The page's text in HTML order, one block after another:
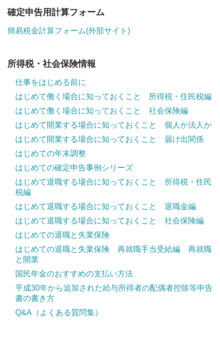
確定申告用計算フォーム
簡易税金計算フォーム(外部サイト)
所得税・社会保険情報
仕事をはじめる前に
はじめて働く場合に知っておくこと 所得税・住民税編
はじめて働く場合に知っておくこと 社会保険編
はじめて開業する場合に知っておくこと 個人か法人か
はじめて開業する場合に知っておくこと 届け出関係
はじめての年末調整
はじめての確定申告事例シリーズ
はじめて退職する場合に知っておくこと 所得税・住民
税編
はじめて退職する場合に知っておくこと 退職金編
はじめて退職する場合に知っておくこと 社会保険編
はじめての退職と失業保険
はじめての退職と失業保険 再就職手当受給編 再就職
と開業
国民年金のおすすめの支払い方法
平成30年から追加された給与所得者の配偶者控除等申告
書の書き方
Q&A（よくある質問集）